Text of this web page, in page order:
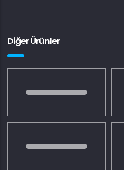
Diğer Ürünler